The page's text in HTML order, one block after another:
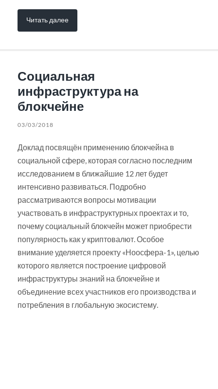
Читать далее
Социальная
инфраструктура на
блокчейне
03/03/2018
Доклад посвящён применению блокчейна в
социальной сфере, которая согласно последним
исследованием в ближайшие 12 лет будет
интенсивно развиваться. Подробно
рассматриваются вопросы мотивации
участвовать в инфраструктурных проектах и то,
почему социальный блокчейн может приобрести
популярность как у криптовалют. Особое
внимание уделяется проекту «Ноосфера-1», целью
которого является построение цифровой
инфраструктуры знаний на блокчейне и
объединение всех участников его производства и
потребления в глобальную экосистему.